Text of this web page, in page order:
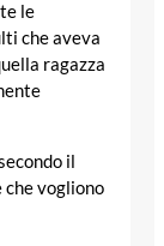
le
che aveva
ragazza
il
che vogliono